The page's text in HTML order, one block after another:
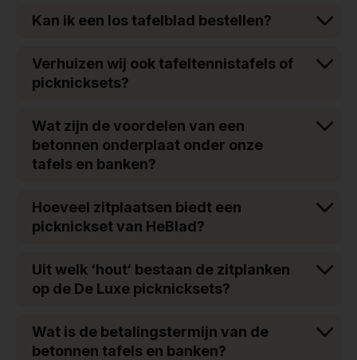
Kan ik een los tafelblad bestellen?
Verhuizen wij ook tafeltennistafels of
picknicksets?
Wat zijn de voordelen van een
betonnen onderplaat onder onze
tafels en banken?
Hoeveel zitplaatsen biedt een
picknickset van HeBlad?
Uit welk ‘hout‘ bestaan de zitplanken
op de De Luxe picknicksets?
Wat is de betalingstermijn van de
betonnen tafels en banken?